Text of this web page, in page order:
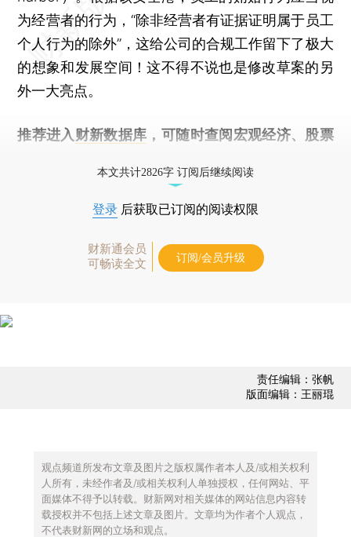
为经营者的行为，“除非经营者有证据证明属于员工
个人行为的除外”，这给公司的合规工作留下了极大
的想象和发展空间！这不得不说也是修改草案的另
外一大亮点。
推荐进入 财新数据库 ，可随时查阅宏观经济、股票
本文共计2826字 订阅后继续阅读
登录 后获取已订阅的阅读权限
财新通会员
可畅读全文
订阅/会员升级
责任编辑：张帆
版面编辑：王丽琨
观点频道所发布文章及图片之版权属作者本人及/或相关权利
人所有，未经作者及/或相关权利人单独授权，任何网站、平
面媒体不得予以转载。财新网对相关媒体的网站信息内容转
载授权并不包括上述文章及图片。文章均为作者个人观点，
不代表财新网的立场和观点。